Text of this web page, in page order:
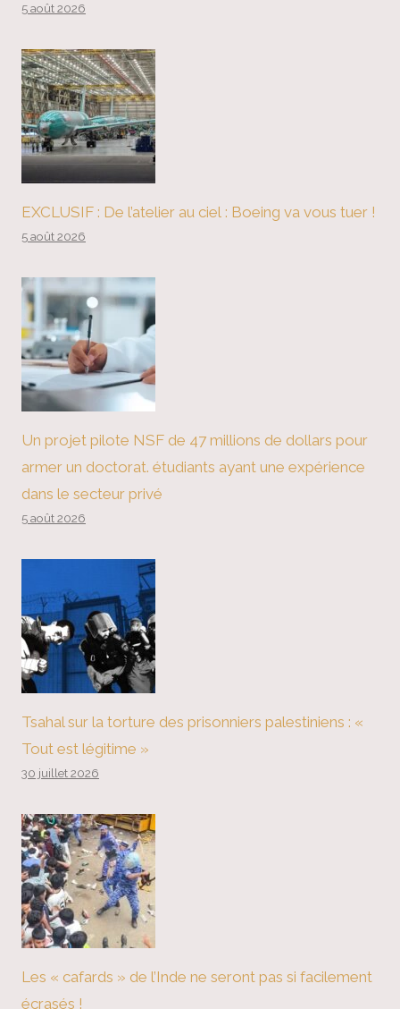
5 août 2026
EXCLUSIF : De l’atelier au ciel : Boeing va vous tuer !
5 août 2026
Un projet pilote NSF de 47 millions de dollars pour
armer un doctorat. étudiants ayant une expérience
dans le secteur privé
5 août 2026
Tsahal sur la torture des prisonniers palestiniens : «
Tout est légitime »
30 juillet 2026
Les « cafards » de l’Inde ne seront pas si facilement
écrasés !